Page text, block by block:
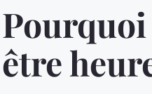
Pourquoi
être